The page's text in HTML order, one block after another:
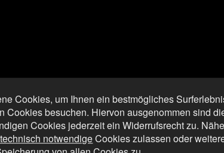
Cookies, um Ihnen ein bestmögliches
Cookies besuchen. Hiervon ausgenommen sind
Cookies jederzeit ein Widerrufsrecht zu.
notwendigeCookies zulassen oder